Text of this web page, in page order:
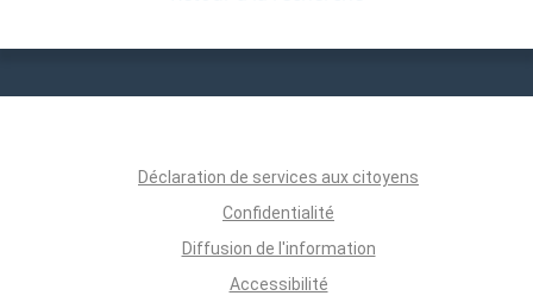
Déclaration de services aux citoyens
Confidentialité
Diffusion de l'information
Accessibilité